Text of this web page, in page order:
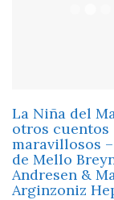
La Niña del
otros cuentos
maravillosos
de Mello
Andresen &
Arginzoniz